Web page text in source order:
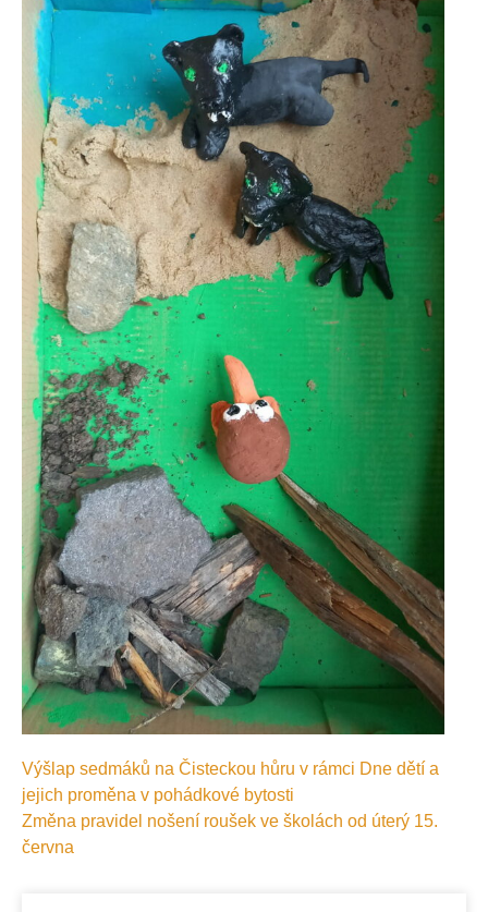
Navigace
pro
příspěvek
Výšlap sedmáků na Čisteckou hůru v rámci Dne dětí a
jejich proměna v pohádkové bytosti
Změna pravidel nošení roušek ve školách od úterý 15.
června